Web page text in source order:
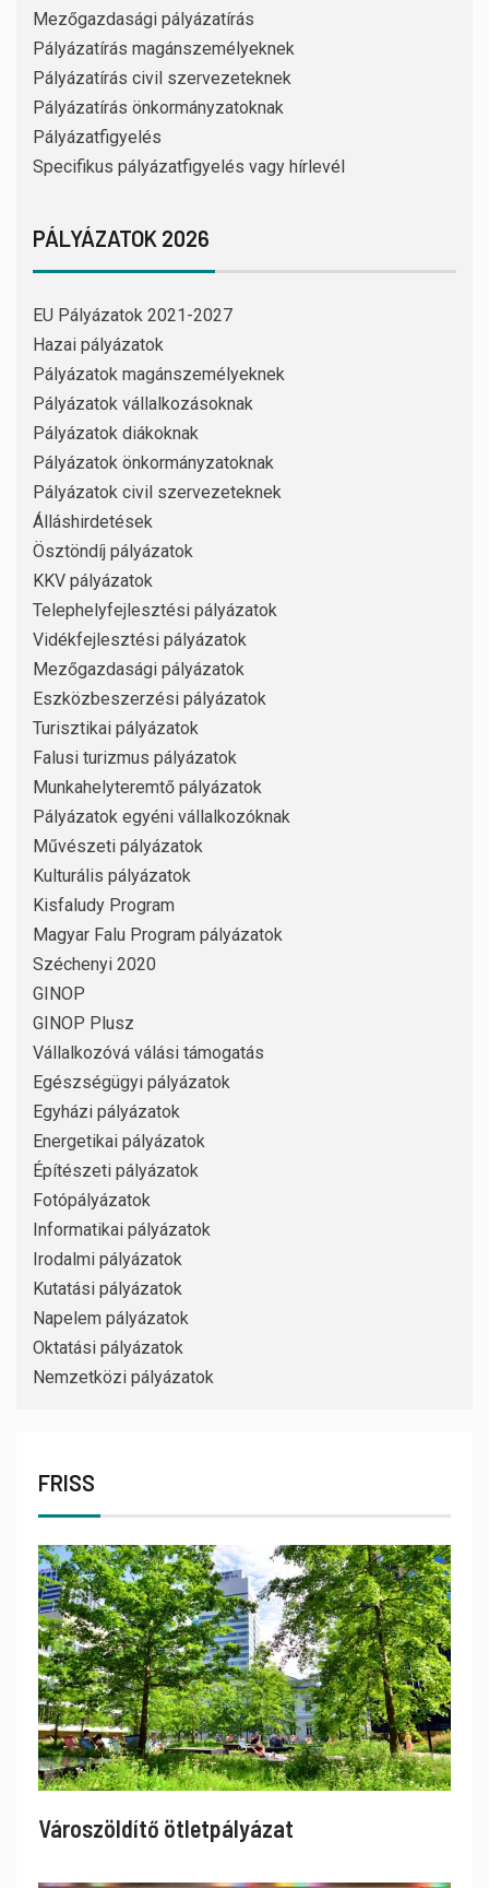
Mezőgazdasági pályázatírás
Pályázatírás magánszemélyeknek
Pályázatírás civil szervezeteknek
Pályázatírás önkormányzatoknak
Pályázatfigyelés
Specifikus pályázatfigyelés vagy hírlevél
PÁLYÁZATOK 2026
EU Pályázatok 2021-2027
Hazai pályázatok
Pályázatok magánszemélyeknek
Pályázatok vállalkozásoknak
Pályázatok diákoknak
Pályázatok önkormányzatoknak
Pályázatok civil szervezeteknek
Álláshirdetések
Ösztöndíj pályázatok
KKV pályázatok
Telephelyfejlesztési pályázatok
Vidékfejlesztési pályázatok
Mezőgazdasági pályázatok
Eszközbeszerzési pályázatok
Turisztikai pályázatok
Falusi turizmus pályázatok
Munkahelyteremtő pályázatok
Pályázatok egyéni vállalkozóknak
Művészeti pályázatok
Kulturális pályázatok
Kisfaludy Program
Magyar Falu Program pályázatok
Széchenyi 2020
GINOP
GINOP Plusz
Vállalkozóvá válási támogatás
Egészségügyi pályázatok
Egyházi pályázatok
Energetikai pályázatok
Építészeti pályázatok
Fotópályázatok
Informatikai pályázatok
Irodalmi pályázatok
Kutatási pályázatok
Napelem pályázatok
Oktatási pályázatok
Nemzetközi pályázatok
FRISS
Városzöldítő ötletpályázat